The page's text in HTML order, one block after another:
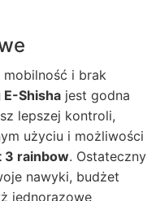
i brak
E-Shisha jest godna
lepszej kontroli,
użyciu i możliwości
3 rainbow. Ostateczny
nawyki, budżet
jednorazowe